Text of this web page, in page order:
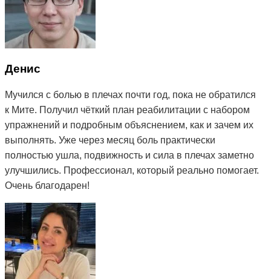
Денис
Мучился с болью в плечах почти год, пока не обратился
к Мите. Получил чёткий план реабилитации с набором
упражнений и подробным объяснением, как и зачем их
выполнять. Уже через месяц боль практически
полностью ушла, подвижность и сила в плечах заметно
улучшились. Профессионал, который реально помогает.
Очень благодарен!